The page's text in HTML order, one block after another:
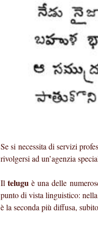
Se si necessita di servizi
rivolgersi ad un’agenzia
Iltelugu è una delle
punto di vista linguistico:
è la seconda più diffusa,